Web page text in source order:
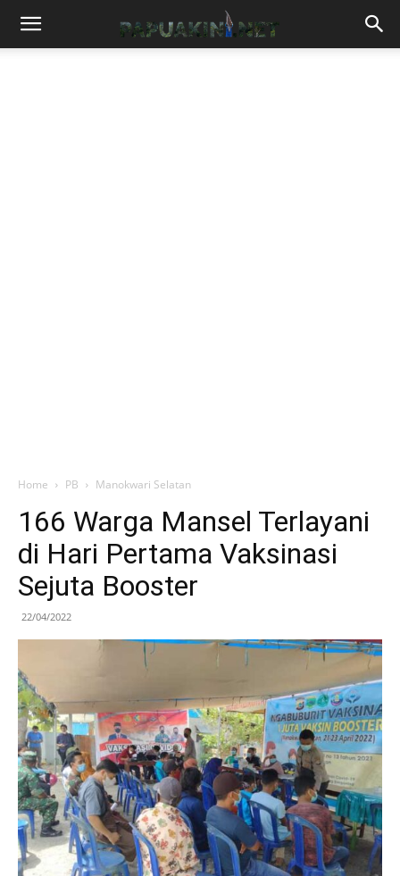
Home PB Manokwari Selatan
166 Warga Mansel Terlayani
di Hari Pertama Vaksinasi
Sejuta Booster
22/04/2022